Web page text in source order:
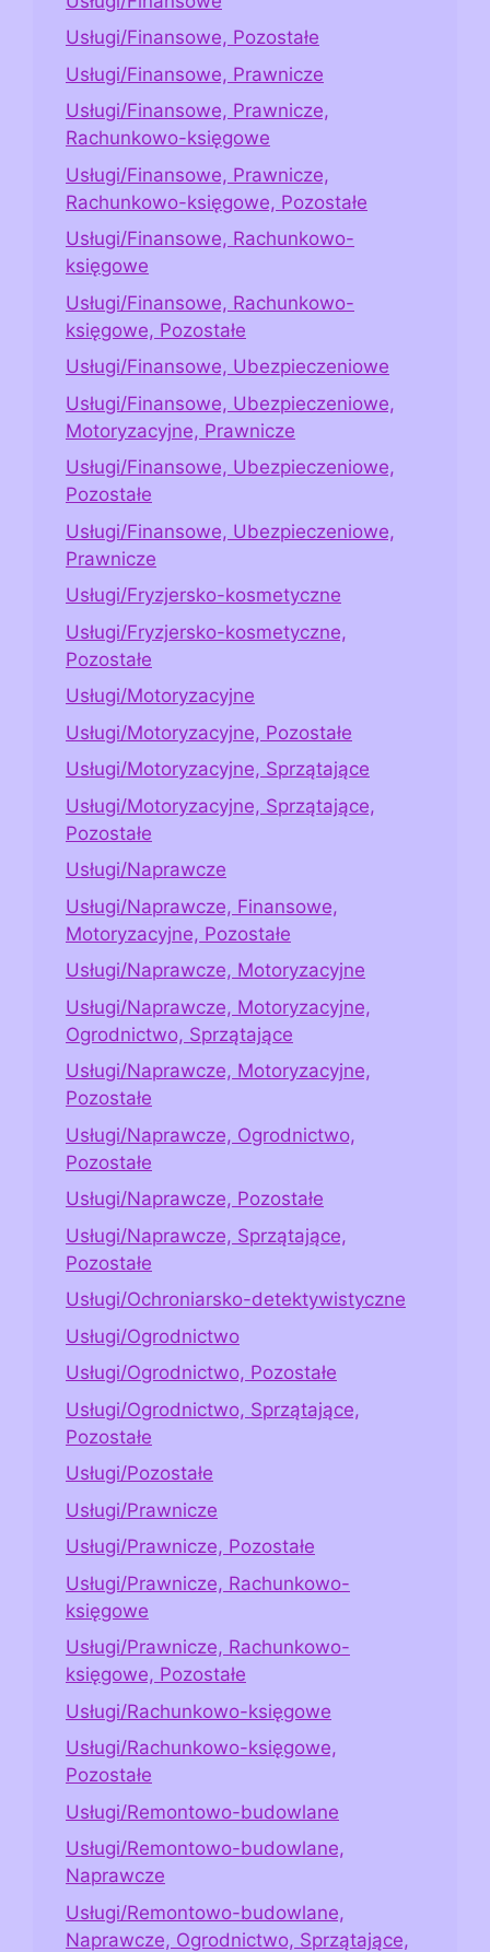
Usługi/Finansowe, Pozostałe
Usługi/Finansowe, Prawnicze
Usługi/Finansowe, Prawnicze,
Rachunkowo-księgowe
Usługi/Finansowe, Prawnicze,
Rachunkowo-księgowe, Pozostałe
Usługi/Finansowe, Rachunkowo-
księgowe
Usługi/Finansowe, Rachunkowo-
księgowe, Pozostałe
Usługi/Finansowe, Ubezpieczeniowe
Usługi/Finansowe, Ubezpieczeniowe,
Motoryzacyjne, Prawnicze
Usługi/Finansowe, Ubezpieczeniowe,
Pozostałe
Usługi/Finansowe, Ubezpieczeniowe,
Prawnicze
Usługi/Fryzjersko-kosmetyczne
Usługi/Fryzjersko-kosmetyczne,
Pozostałe
Usługi/Motoryzacyjne
Usługi/Motoryzacyjne, Pozostałe
Usługi/Motoryzacyjne, Sprzątające
Usługi/Motoryzacyjne, Sprzątające,
Pozostałe
Usługi/Naprawcze
Usługi/Naprawcze, Finansowe,
Motoryzacyjne, Pozostałe
Usługi/Naprawcze, Motoryzacyjne
Usługi/Naprawcze, Motoryzacyjne,
Ogrodnictwo, Sprzątające
Usługi/Naprawcze, Motoryzacyjne,
Pozostałe
Usługi/Naprawcze, Ogrodnictwo,
Pozostałe
Usługi/Naprawcze, Pozostałe
Usługi/Naprawcze, Sprzątające,
Pozostałe
Usługi/Ochroniarsko-detektywistyczne
Usługi/Ogrodnictwo
Usługi/Ogrodnictwo, Pozostałe
Usługi/Ogrodnictwo, Sprzątające,
Pozostałe
Usługi/Pozostałe
Usługi/Prawnicze
Usługi/Prawnicze, Pozostałe
Usługi/Prawnicze, Rachunkowo-
księgowe
Usługi/Prawnicze, Rachunkowo-
księgowe, Pozostałe
Usługi/Rachunkowo-księgowe
Usługi/Rachunkowo-księgowe,
Pozostałe
Usługi/Remontowo-budowlane
Usługi/Remontowo-budowlane,
Naprawcze
Usługi/Remontowo-budowlane,
Naprawcze, Ogrodnictwo, Sprzątające,